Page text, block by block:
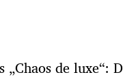
de luxe“: